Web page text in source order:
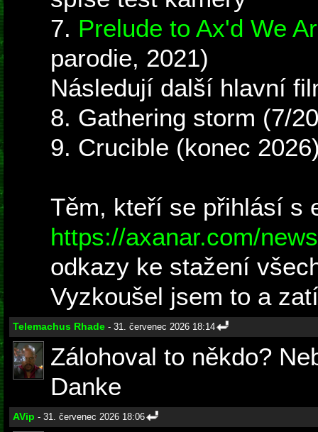
7. Prelude to Ax'd We
parodie, 2021)
Následují další hlavní
8. Gathering storm (7/
9. Crucible (konec
Těm, kteří se přihlásí s
https://axanar.com/
odkazy ke stažení
Vyzkoušel jsem to a
Telemachus Rhade - 31. červenec 2026 18:14
Zálohoval to někdo?
Danke
AVip - 31. červenec 2026 18:06